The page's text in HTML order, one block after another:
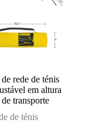
rede de ténis
em altura
transporte
de ténis